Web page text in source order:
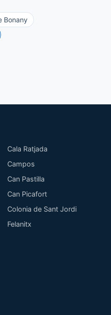
Bonany
Cala Ratjada
Campos
Can Pastilla
Can Picafort
Colonia de Sant Jordi
Felanitx